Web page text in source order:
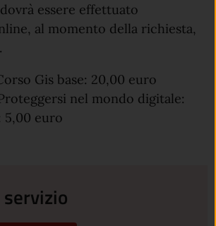
essere effettuato
al momento della richiesta,
Gis base: 20,00 euro
nel mondo digitale:
5,00 euro